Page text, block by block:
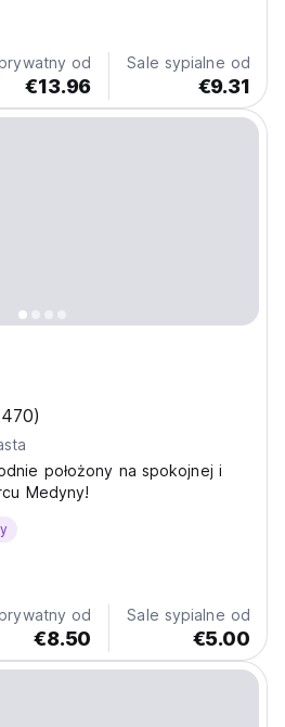
Chill Art jest tutaj, aby
się na maksa! Opanujmy
od
€13.96
Sale sypialne od
€9.31
położony na spokojnej i
Medyny!
od
€8.50
Sale sypialne od
€5.00